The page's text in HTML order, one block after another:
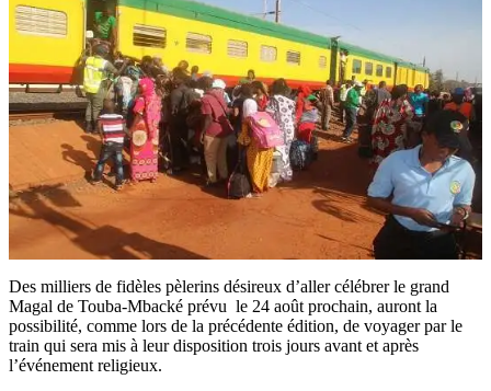
Des milliers de fidèles pèlerins désireux d’aller célébrer le grand
Magal de Touba-Mbacké prévu le 24 août prochain, auront la
possibilité, comme lors de la précédente édition, de voyager par le
train qui sera mis à leur disposition trois jours avant et après
l’événement religieux.